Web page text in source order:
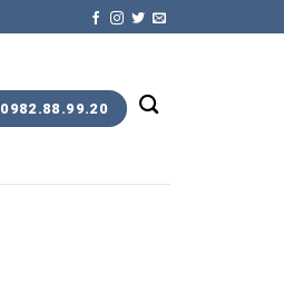
0982.88.99.20